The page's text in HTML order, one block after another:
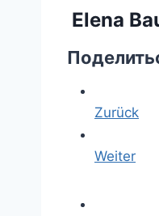
Elena
Zurück
Weiter